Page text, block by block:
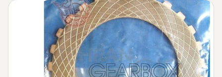
صفحه گیربکس لیفتراک